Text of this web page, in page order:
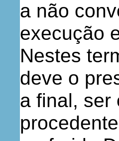
a não
execução
Nestes
deve o
a final, ser